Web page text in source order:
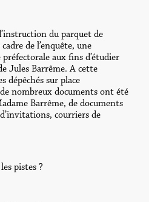
du parquet de
de l’enquête, une
aux fins d’étudier
Jules Barrême. A cette
dépêchés sur place
nombreux documents ont été
Barrême, de documents
courriers de
pistes ?